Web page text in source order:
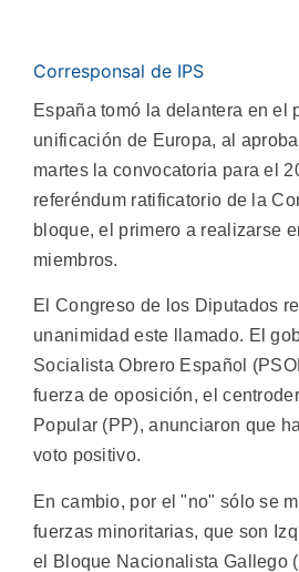
Corresponsal de IPS
España tomó la delantera en el
unificación de Europa, al
martes la convocatoria para el
referéndum ratificatorio de la
bloque, el primero a realizarse
miembros.
El Congreso de los Diputados
unanimidad este llamado. El
Socialista Obrero Español
fuerza de oposición, el
Popular (PP), anunciaron que
voto positivo.
En cambio, por el "no" sólo se
fuerzas minoritarias, que son
el Bloque Nacionalista Gallego